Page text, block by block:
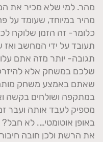
מהר. למי שלא מכיר את
מהיר במיוחד, שעומד על
כלומר- זה הזמן שלוקח
תעובד על ידי המחשב
תגובה- יותר מזה אתם
שלכם במשחק אלא
שאתם באמצע משחק
במתקפה ושולחים בקשה
מספיק לעבד אותה ועבר
באופן אוטומטי…. לא
את הרשת ולכן חובה